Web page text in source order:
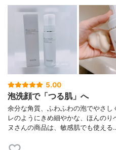
5.00
泡洗顔で「つる肌」へ
余分な角質、ふわふわの泡でやさし
レのようにきめ細やかな、ほんの
ヌさんの商品は、敏感肌でも使える